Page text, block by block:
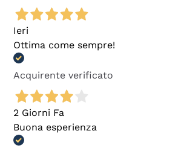
Ieri
Ottima come sempre!
Acquirente verificato
2 Giorni Fa
Buona esperienza